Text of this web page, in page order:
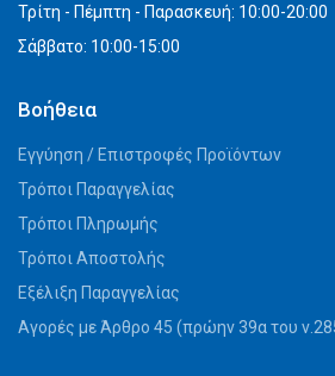
Τρίτη - Πέμπτη - Παρασκευή: 10:00-20:00
Σάββατο: 10:00-15:00
Βοήθεια
Εγγύηση / Επιστροφές Προϊόντων
Τρόποι Παραγγελίας
Τρόποι Πληρωμής
Τρόποι Αποστολής
Εξέλιξη Παραγγελίας
Αγορές με Άρθρο 45 (πρώην 39α του